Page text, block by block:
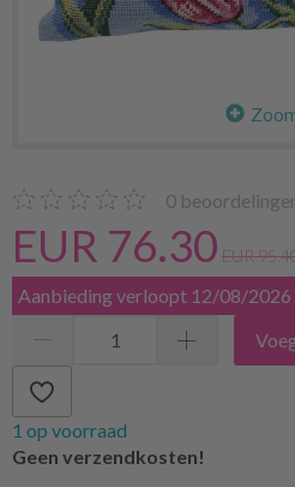
0
EUR 76.30 EUR
Aanbieding verloopt 12/08/2026
1 op voorraad
Geen verzendkosten!